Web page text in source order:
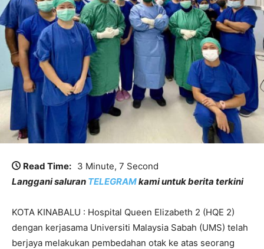
Read Time: 3 Minute, 7 Second
Langgani saluran TELEGRAMkami untuk berita terkini
KOTA KINABALU : Hospital Queen Elizabeth 2 (HQE 2)
dengan kerjasama Universiti Malaysia Sabah (UMS) telah
berjaya melakukan pembedahan otak ke atas seorang